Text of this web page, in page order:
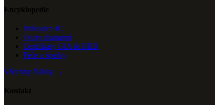
Encyklopedie
Průvodce 4C
Tvary diamantů
Certifikáty GIA & HRD
Péče o šperky
Všechny články →
Kontakt